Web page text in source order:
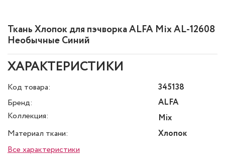
Ткань Хлопок для пэчворка ALFA Mix AL-12608
Необычные Синий
ХАРАКТЕРИСТИКИ
Код товара:
345138
Бренд:
ALFA
Коллекция:
Mix
Материал ткани:
Хлопок
Все характеристики